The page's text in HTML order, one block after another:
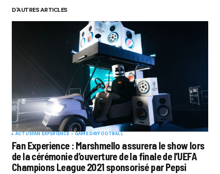
D'AUTRES ARTICLES
ACTUSFAN EXPERIENCE - GAME DAYFOOTBALL
Fan Experience : Marshmello assurera le show lors
de la cérémonie d’ouverture de la finale de l’UEFA
Champions League 2021 sponsorisé par Pepsi